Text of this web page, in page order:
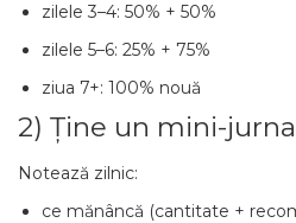
zilele 3–4: 50% + 50%
zilele 5–6: 25% + 75%
ziua 7+: 100% nouă
2) Ține un mini-
Notează zilnic:
ce mănâncă (cantitate +